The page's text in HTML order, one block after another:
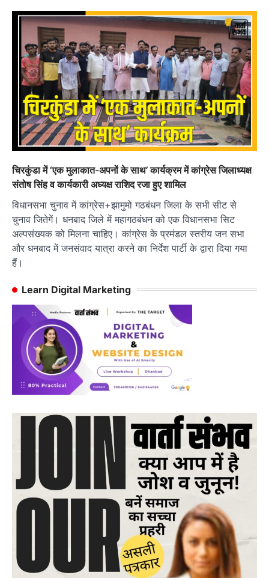
चिरकुंडा में ‘एक मुलाकात-अपनों के साथ’ कार्यक्रम में कांग्रेस जिलाध्यक्ष
संतोष सिंह व कार्यकारी अध्यक्ष राशिद रजा हुए शामिल
विधानसभा चुनाव में कांग्रेस+झामुमो गठबंधन जिला के सभी सीट से
चुनाव जितेगें। धनबाद जिले में महागठबंधन को एक विधानसभा सिट
अल्पसंख्यक को मिलना चाहिए। कांग्रेस के प्रमंडल स्तरीय जन सभा
और धनबाद में जनसंवाद यात्रा करने का निर्देश पार्टी के द्वारा दिया गया
हैं।
Learn Digital Marketing